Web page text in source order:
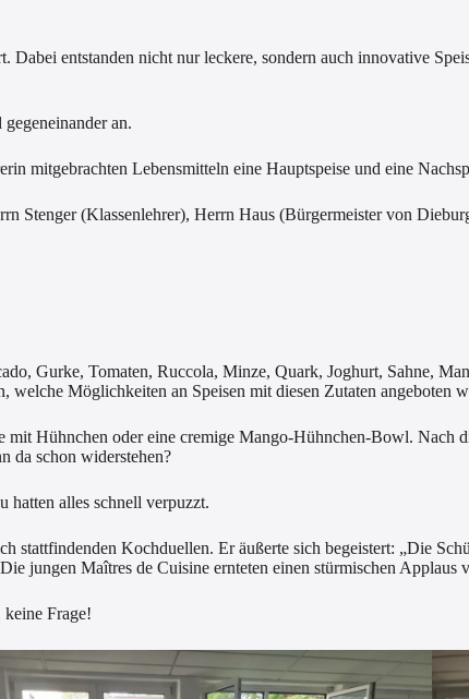
entstanden nicht nur leckere, sondern auch innovative
an.
mitgebrachten Lebensmitteln eine Hauptspeise und eine
Stenger (Klassenlehrer), Herrn Haus (Bürgermeister von
Gurke, Tomaten, Ruccola, Minze, Quark, Joghurt, Sahne,
welche Möglichkeiten an Speisen mit diesen Zutaten angeboten
Hühnchen oder eine cremige Mango-Hühnchen-Bowl. Nach
da schon widerstehen?
hatten alles schnell verpuzzt.
stattfindenden Kochduellen. Er äußerte sich begeistert: „Die
jungen Maîtres de Cuisine ernteten einen stürmischen Applaus
Frage!